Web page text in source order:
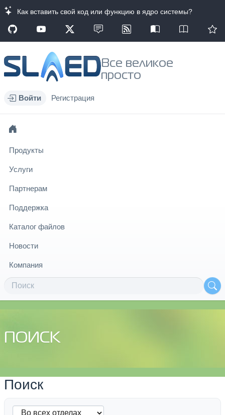
Как вставить свой код или функцию в ядро системы?
Все великое
просто
Войти Регистрация
Продукты
Услуги
Партнерам
Поддержка
Каталог файлов
Новости
Компания
ПОИСК
Поиск